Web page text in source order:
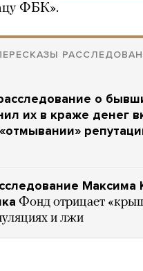
ФБК».
о
их в краже денег
Фонд отрицает
и лжи